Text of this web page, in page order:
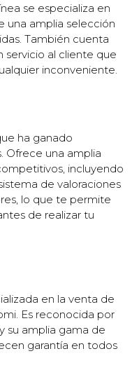
se especializa en
una amplia selección
También cuenta
servicio al cliente que
inconveniente.
ha ganado
Ofrece una amplia
incluyendo
de valoraciones
lo que te permite
de realizar tu
en la venta de
Es reconocida por
su amplia gama de
garantía en todos